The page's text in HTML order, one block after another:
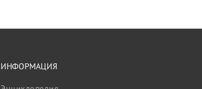
ИНФОРМАЦИЯ